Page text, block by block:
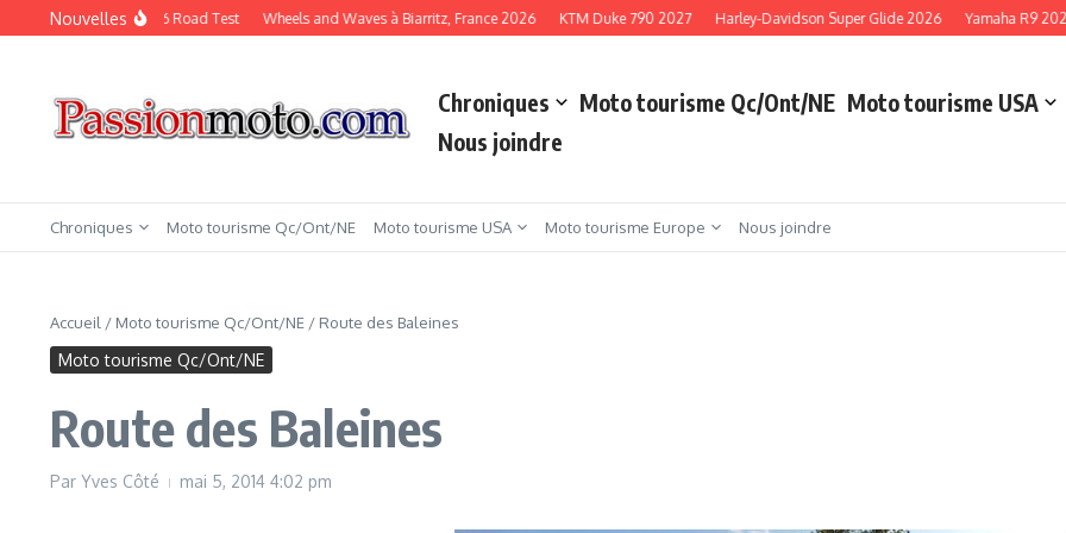
Aller au contenu
Nouvelles
KTM Duke 790 2026 Road Test Wheels and Waves à Biarritz, France 2026 KTM Duke 790 2027 Harley-Davidson Super Glide 2026 Yamaha R9 2027
Chroniques Moto tourisme Qc/Ont/NE Moto tourisme USA
Nous joindre
Chroniques Moto tourisme Qc/Ont/NE Moto tourisme USA Moto tourisme Europe Nous joindre
Accueil / Moto tourisme Qc/Ont/NE / Route des Baleines
Moto tourisme Qc/Ont/NE
Route des Baleines
Par Yves Côté mai 5, 2014 4:02 pm